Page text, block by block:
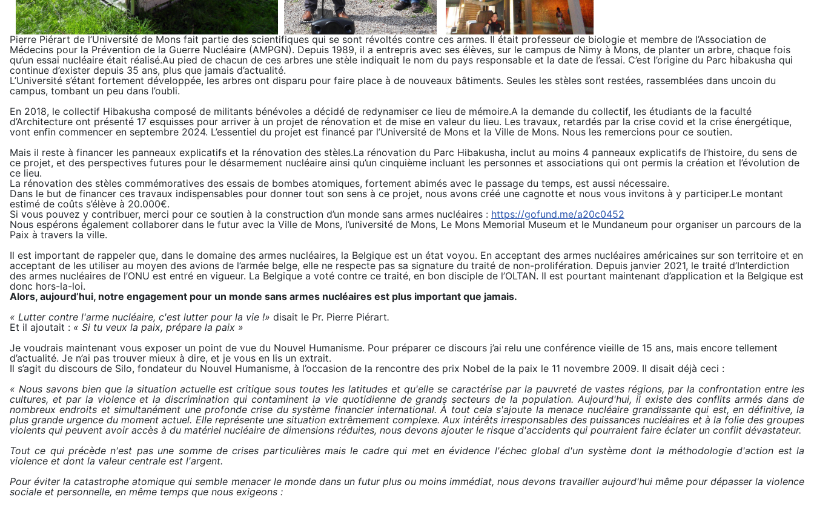
Pierre Piérart de l’Université de Mons fait partie des scientifiques qui se sont révoltés contre ces armes. Il était professeur de biologie et membre de l’Association de
Médecins pour la Prévention de la Guerre Nucléaire (AMPGN). Depuis 1989, il a entrepris avec ses élèves, sur le campus de Nimy à Mons, de planter un arbre, chaque fois
qu’un essai nucléaire était réalisé.Au pied de chacun de ces arbres une stèle indiquait le nom du pays responsable et la date de l’essai. C’est l’origine du Parc hibakusha qui
continue d’exister depuis 35 ans, plus que jamais d’actualité.
L’Université s’étant fortement développée, les arbres ont disparu pour faire place à de nouveaux bâtiments. Seules les stèles sont restées, rassemblées dans uncoin du
campus, tombant un peu dans l’oubli.
En 2018, le collectif Hibakusha composé de militants bénévoles a décidé de redynamiser ce lieu de mémoire.A la demande du collectif, les étudiants de la faculté
d’Architecture ont présenté 17 esquisses pour arriver à un projet de rénovation et de mise en valeur du lieu. Les travaux, retardés par la crise covid et la crise énergétique,
vont enfin commencer en septembre 2024. L’essentiel du projet est financé par l’Université de Mons et la Ville de Mons. Nous les remercions pour ce soutien.
Mais il reste à financer les panneaux explicatifs et la rénovation des stèles.La rénovation du Parc Hibakusha, inclut au moins 4 panneaux explicatifs de l’histoire, du sens de
ce projet, et des perspectives futures pour le désarmement nucléaire ainsi qu’un cinquième incluant les personnes et associations qui ont permis la création et l’évolution de
ce lieu.
La rénovation des stèles commémoratives des essais de bombes atomiques, fortement abimés avec le passage du temps, est aussi nécessaire.
Dans le but de financer ces travaux indispensables pour donner tout son sens à ce projet, nous avons créé une cagnotte et nous vous invitons à y participer.Le montant
estimé de coûts s’élève à 20.000€.
Si vous pouvez y contribuer, merci pour ce soutien à la construction d’un monde sans armes nucléaires : https://gofund.me/a20c0452
Nous espérons également collaborer dans le futur avec la Ville de Mons, l’université de Mons, Le Mons Memorial Museum et le Mundaneum pour organiser un parcours de la
Paix à travers la ville.
Il est important de rappeler que, dans le domaine des armes nucléaires, la Belgique est un état voyou. En acceptant des armes nucléaires américaines sur son territoire et en
acceptant de les utiliser au moyen des avions de l’armée belge, elle ne respecte pas sa signature du traité de non-prolifération. Depuis janvier 2021, le traité d’Interdiction
des armes nucléaires de l’ONU est entré en vigueur. La Belgique a voté contre ce traité, en bon disciple de l’OLTAN. Il est pourtant maintenant d’application et la Belgique est
donc hors-la-loi.
Alors, aujourd’hui, notre engagement pour un monde sans armes nucléaires est plus important que jamais.
« Lutter contre l'arme nucléaire, c'est lutter pour la vie !» disait le Pr. Pierre Piérart.
Et il ajoutait : « Si tu veux la paix, prépare la paix »
Je voudrais maintenant vous exposer un point de vue du Nouvel Humanisme. Pour préparer ce discours j’ai relu une conférence vieille de 15 ans, mais encore tellement
d’actualité. Je n’ai pas trouver mieux à dire, et je vous en lis un extrait.
Il s’agit du discours de Silo, fondateur du Nouvel Humanisme, à l’occasion de la rencontre des prix Nobel de la paix le 11 novembre 2009. Il disait déjà ceci :
« Nous savons bien que la situation actuelle est critique sous toutes les latitudes et qu'elle se caractérise par la pauvreté de vastes régions, par la confrontation entre les
cultures, et par la violence et la discrimination qui contaminent la vie quotidienne de grands secteurs de la population. Aujourd'hui, il existe des conflits armés dans de
nombreux endroits et simultanément une profonde crise du système financier international. À tout cela s'ajoute la menace nucléaire grandissante qui est, en définitive, la
plus grande urgence du moment actuel. Elle représente une situation extrêmement complexe. Aux intérêts irresponsables des puissances nucléaires et à la folie des groupes
violents qui peuvent avoir accès à du matériel nucléaire de dimensions réduites, nous devons ajouter le risque d'accidents qui pourraient faire éclater un conflit dévastateur.
Tout ce qui précède n'est pas une somme de crises particulières mais le cadre qui met en évidence l'échec global d'un système dont la méthodologie d'action est la
violence et dont la valeur centrale est l'argent.
Pour éviter la catastrophe atomique qui semble menacer le monde dans un futur plus ou moins immédiat, nous devons travailler aujourd'hui même pour dépasser la violence
sociale et personnelle, en même temps que nous exigeons :